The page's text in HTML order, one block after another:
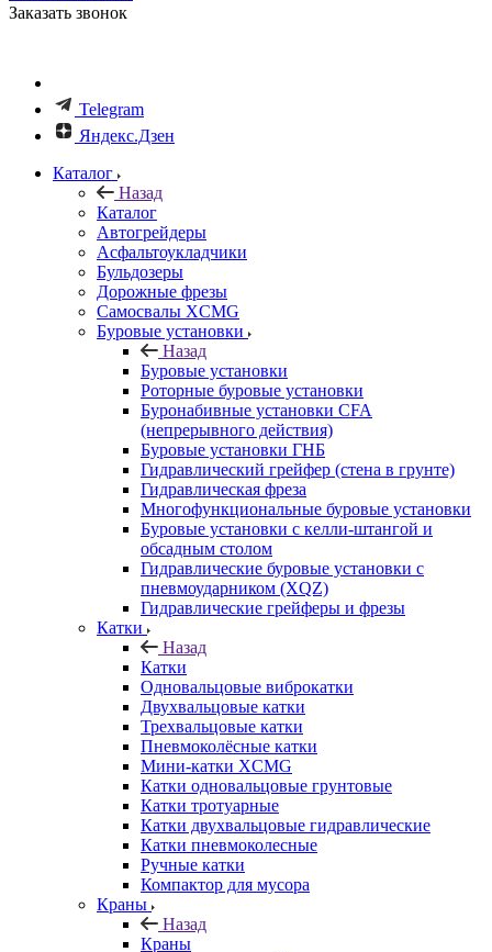
Заказать звонок
Telegram
Яндекс.Дзен
Каталог
Назад
Каталог
Автогрейдеры
Асфальтоукладчики
Бульдозеры
Дорожные фрезы
Самосвалы XCMG
Буровые установки
Назад
Буровые установки
Роторные буровые установки
Буронабивные установки CFA
(непрерывного действия)
Буровые установки ГНБ
Гидравлический грейфер (стена в грунте)
Гидравлическая фреза
Многофункциональные буровые установки
Буровые установки с келли-штангой и
обсадным столом
Гидравлические буровые установки с
пневмоударником (XQZ)
Гидравлические грейферы и фрезы
Катки
Назад
Катки
Одновальцовые виброкатки
Двухвальцовые катки
Трехвальцовые катки
Пневмоколёсные катки
Мини-катки XCMG
Катки одновальцовые грунтовые
Катки тротуарные
Катки двухвальцовые гидравлические
Катки пневмоколесные
Ручные катки
Компактор для мусора
Краны
Назад
Краны